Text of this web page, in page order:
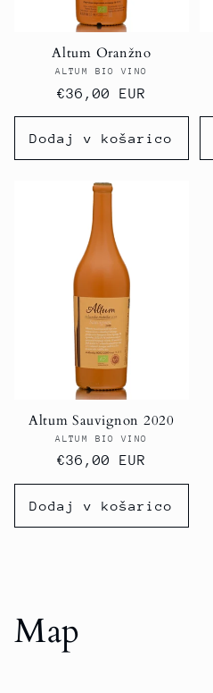
Altum Oranžno
Ponudnik:
ALTUM BIO VINO
Redna
cena
€36,00 EUR
Dodaj v košarico
Altum Sauvignon 2020
Ponudnik:
ALTUM BIO VINO
Redna
cena
€36,00 EUR
Dodaj v košarico
Map